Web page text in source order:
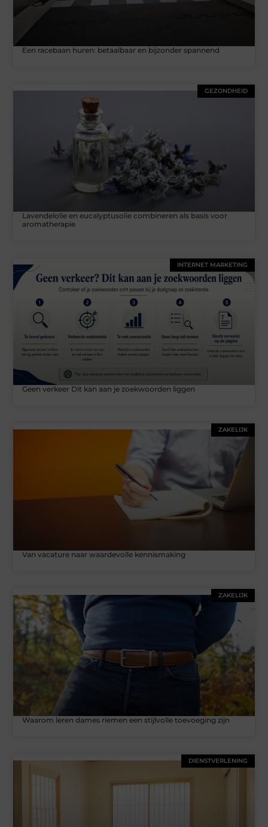
Een racebaan huren: betaalbaar en bijzonder spannend
GEZONDHEID
Lavendelolie en eucalyptusolie combineren als basis voor
aromatherapie
INTERNET MARKETING
Geen verkeer Dit kan aan je zoekwoorden liggen
ZAKELIJK
Van vacature naar waardevolle kennismaking
ZAKELIJK
Waarom leren dames riemen een stijlvolle toevoeging zijn
DIENSTVERLENING